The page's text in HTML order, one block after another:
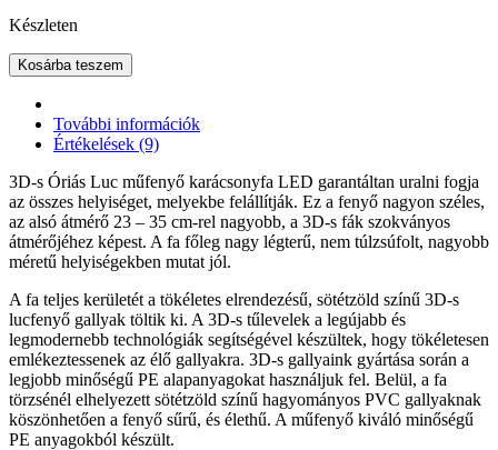
Készleten
Kosárba teszem
További információk
Értékelések (9)
3D-s Óriás Luc műfenyő karácsonyfa LED garantáltan uralni fogja
az összes helyiséget, melyekbe felállítják. Ez a fenyő nagyon széles,
az alsó átmérő 23 – 35 cm-rel nagyobb, a 3D-s fák szokványos
átmérőjéhez képest. A fa főleg nagy légterű, nem túlzsúfolt, nagyobb
méretű helyiségekben mutat jól.
A fa teljes kerületét a tökéletes elrendezésű, sötétzöld színű 3D-s
lucfenyő gallyak töltik ki. A 3D-s tűlevelek a legújabb és
legmodernebb technológiák segítségével készültek, hogy tökéletesen
emlékeztessenek az élő gallyakra. 3D-s gallyaink gyártása során a
legjobb minőségű PE alapanyagokat használjuk fel. Belül, a fa
törzsénél elhelyezett sötétzöld színű hagyományos PVC gallyaknak
köszönhetően a fenyő sűrű, és élethű. A műfenyő kiváló minőségű
PE anyagokból készült.